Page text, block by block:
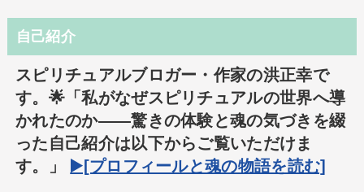
自己紹介
スピリチュアルブロガー・作家の洪正幸で
す。🌟「私がなぜスピリチュアルの世界へ導
かれたのか――驚きの体験と魂の気づきを綴
った自己紹介は以下からご覧いただけま
す。」
▶️[プロフィールと魂の物語を読む]